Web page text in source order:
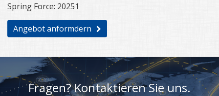
Spring Force: 20251
Angebot anformdern
Fragen? Kontaktieren Sie uns.